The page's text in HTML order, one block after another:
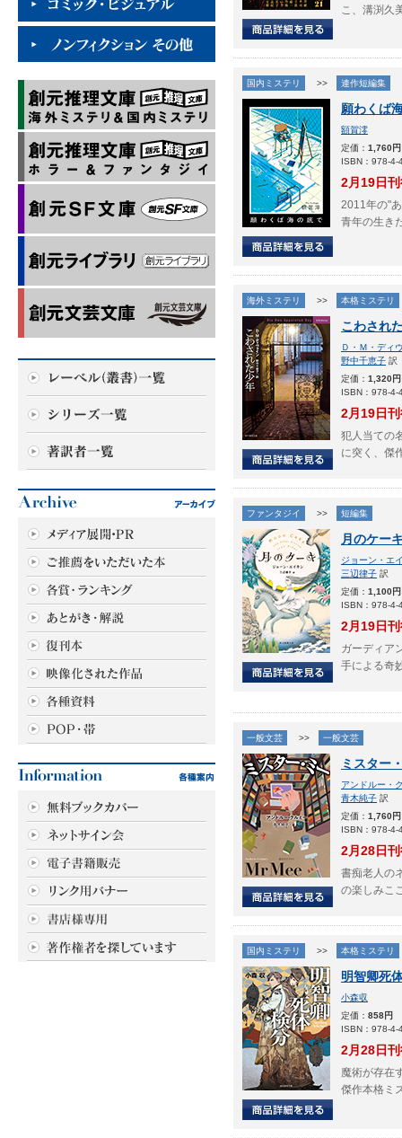
こ、溝渕久
国内ミステリ >> 連作短編集
願わくば
額賀澪
定価： 1,760円
ISBN：978-
2月19日
2011年の"
青年の生き
海外ミステリ >> 本格ミステリ
こわされ
Ｄ・Ｍ・ディ
野中千恵子 訳
定価： 1,320円
ISBN：978-
2月19日
犯人当ての
に突く、傑
ファンタジイ >> 短編集
月のケー
ジョーン・エ
三辺律子 訳
定価： 1,100円
ISBN：978-
2月19日
ガーディア
手による奇
一般文芸 >> 一般文芸
ミスター
アンドルー・
青木純子 訳
定価： 1,760円
ISBN：978-
2月28日
書痴老人の
の楽しみこ
国内ミステリ >> 本格ミステリ
明智卿死
小森収
定価： 858円
ISBN：978-
2月28日
魔術が存在
傑作本格ミ